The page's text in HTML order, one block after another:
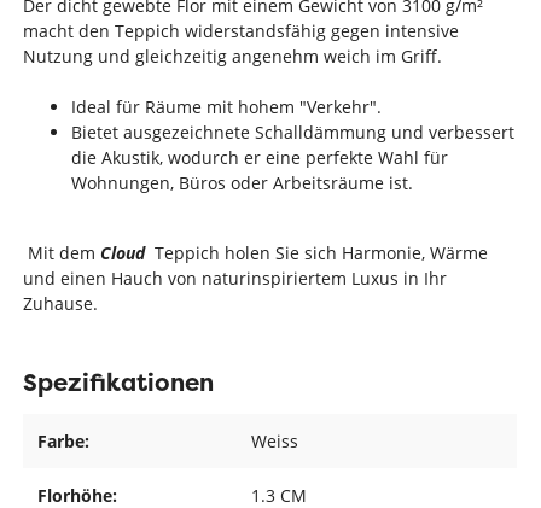
Der dicht gewebte Flor mit einem Gewicht von 3100 g/m²
macht den Teppich widerstandsfähig gegen intensive
Nutzung und gleichzeitig angenehm weich im Griff.
Ideal für Räume mit hohem "Verkehr".
Bietet ausgezeichnete Schalldämmung und verbessert
die Akustik, wodurch er eine perfekte Wahl für
Wohnungen, Büros oder Arbeitsräume ist.
Mit demCloudTeppich holen Sie sich Harmonie, Wärme
und einen Hauch von naturinspiriertem Luxus in Ihr
Zuhause.
Spezifikationen
Farbe: Weiss
Florhöhe: 1.3 CM